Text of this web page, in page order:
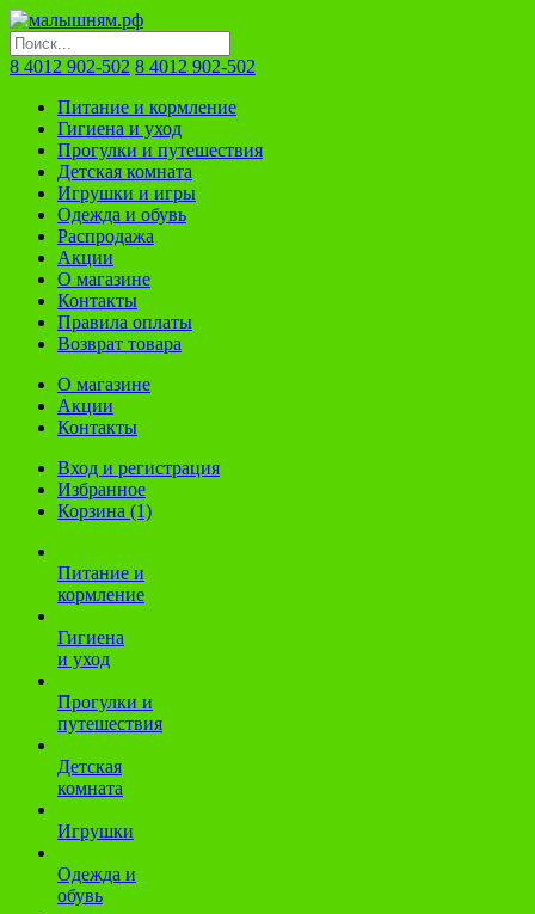
8 4012 902-502 8 4012 902-502
Питание и кормление
Гигиена и уход
Прогулки и путешествия
Детская комната
Игрушки и игры
Одежда и обувь
Распродажа
Акции
О магазине
Контакты
Правила оплаты
Возврат товара
О магазине
Акции
Контакты
Вход и регистрация
Избранное
Корзина (1)
Питание и
кормление
Гигиена
и уход
Прогулки и
путешествия
Детская
комната
Игрушки
Одежда и
обувь